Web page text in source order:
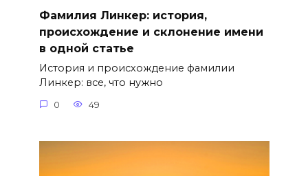
Фамилия Линкер: история,
происхождение и склонение имени
в одной статье
История и происхождение фамилии
Линкер: все, что нужно
0 49